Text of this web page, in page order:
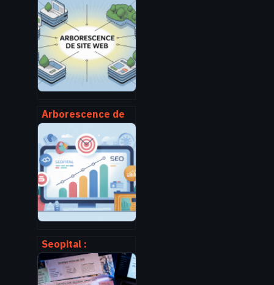
Arborescence de
site web :
construire une
structure claire et
performante
Seopital :
comment tirer
parti de cette